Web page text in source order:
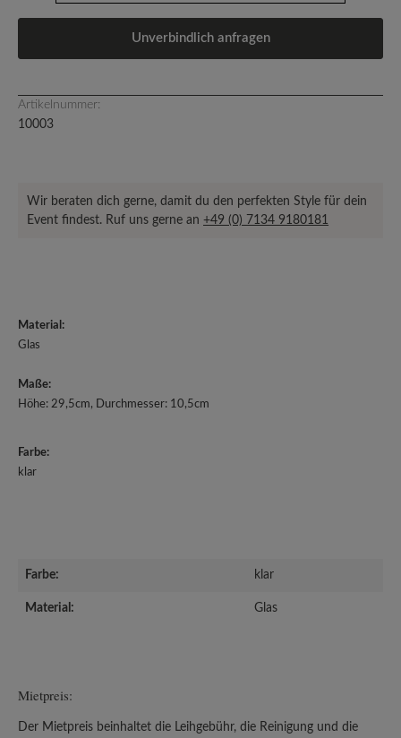
Unverbindlich anfragen
Artikelnummer:
10003
Wir beraten dich gerne, damit du den perfekten Style für dein
Event findest. Ruf uns gerne an +49 (0) 7134 9180181
Material:
Glas
Maße:
Höhe: 29,5cm, Durchmesser: 10,5cm
Farbe:
klar
Farbe: klar
Material: Glas
Mietpreis:
Der Mietpreis beinhaltet die Leihgebühr, die Reinigung und die